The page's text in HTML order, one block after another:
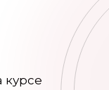
курсе